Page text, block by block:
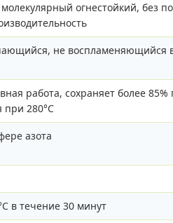
огнестойкий, без
не воспламеняющийся
работа, сохраняет более
при 280°C
азота
в течение 30 минут